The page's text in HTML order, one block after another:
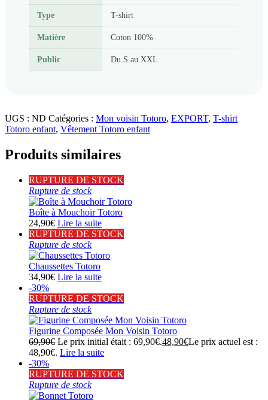
Type T-shirt
Matière Coton 100%
Public Du S au XXL
UGS : ND Catégories : Mon voisin Totoro, EXPORT, T-shirt
Totoro enfant, Vêtement Totoro enfant
Produits similaires
RUPTURE DE STOCK
Rupture de stock
Boîte à Mouchoir Totoro
24,90€ Lire la suite
RUPTURE DE STOCK
Rupture de stock
Chaussettes Totoro
34,90€ Lire la suite
-30%
RUPTURE DE STOCK
Rupture de stock
Figurine Composée Mon Voisin Totoro
69,90€ Le prix initial était : 69,90€.48,90€Le prix actuel est :
48,90€. Lire la suite
-30%
RUPTURE DE STOCK
Rupture de stock